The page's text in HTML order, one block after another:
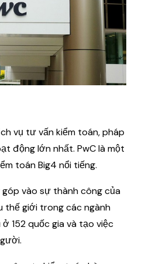
vụ tư vấn kiểm toán, pháp
động lớn nhất. PwC là một
toán Big4 nổi tiếng.
vào sự thành công của
thế giới trong các ngành
152 quốc gia và tạo việc